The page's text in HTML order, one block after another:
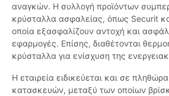
αναγκών. Η συλλογή προϊόντων
κρύσταλλα ασφαλείας, όπως Securit
οποία εξασφαλίζουν αντοχή και
εφαρμογές. Επίσης, διαθέτονται
κρύσταλλα για ενίσχυση της
Η εταιρεία ειδικεύεται και σε
κατασκευών, μεταξύ των οποίων